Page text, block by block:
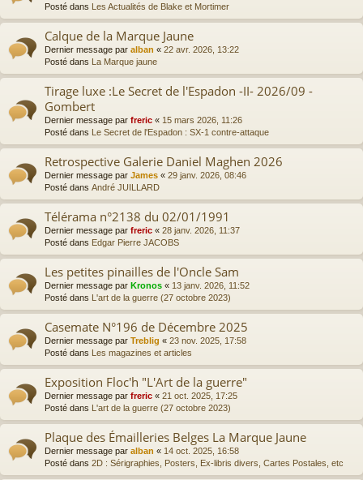
Posté dans Les Actualités de Blake et Mortimer
Calque de la Marque Jaune
Dernier message par alban « 22 avr. 2026, 13:22
Posté dans La Marque jaune
Tirage luxe :Le Secret de l'Espadon -II- 2026/09 -
Gombert
Dernier message par freric « 15 mars 2026, 11:26
Posté dans Le Secret de l'Espadon : SX-1 contre-attaque
Retrospective Galerie Daniel Maghen 2026
Dernier message par James « 29 janv. 2026, 08:46
Posté dans André JUILLARD
Télérama n°2138 du 02/01/1991
Dernier message par freric « 28 janv. 2026, 11:37
Posté dans Edgar Pierre JACOBS
Les petites pinailles de l'Oncle Sam
Dernier message par Kronos « 13 janv. 2026, 11:52
Posté dans L'art de la guerre (27 octobre 2023)
Casemate N°196 de Décembre 2025
Dernier message par Treblig « 23 nov. 2025, 17:58
Posté dans Les magazines et articles
Exposition Floc'h "L'Art de la guerre"
Dernier message par freric « 21 oct. 2025, 17:25
Posté dans L'art de la guerre (27 octobre 2023)
Plaque des Émailleries Belges La Marque Jaune
Dernier message par alban « 14 oct. 2025, 16:58
Posté dans 2D : Sérigraphies, Posters, Ex-libris divers, Cartes Postales, etc